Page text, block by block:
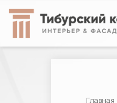
Главная